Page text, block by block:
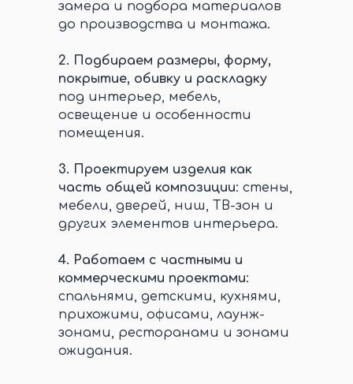
замера и подбора материалов
до производства и монтажа.
2. Подбираем размеры, форму,
покрытие, обивку и раскладку
под интерьер, мебель,
освещение и особенности
помещения.
3. Проектируем изделия как
часть общей композиции: стены,
мебели, дверей, ниш, ТВ-зон и
других элементов интерьера.
4. Работаем с частными и
коммерческими проектами:
спальнями, детскими, кухнями,
прихожими, офисами, лаунж-
зонами, ресторанами и зонами
ожидания.